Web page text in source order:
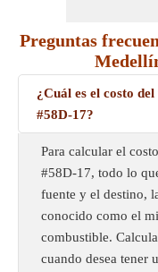
Preguntas
¿Cuál es el costo
#58D-17?
Para calcular el
#58D-17, todo lo
fuente y el destino,
conocido como el
combustible.
cuando desea tener